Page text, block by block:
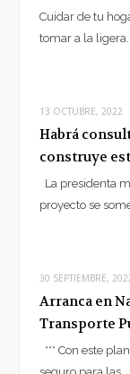
Cuidar de tu
tomar a la
13 OCTUBRE, 2022
Habrá
construye
La presidenta
proyecto se
30 SEPTIEMBRE,
Arranca en
Transporte
*** Con este